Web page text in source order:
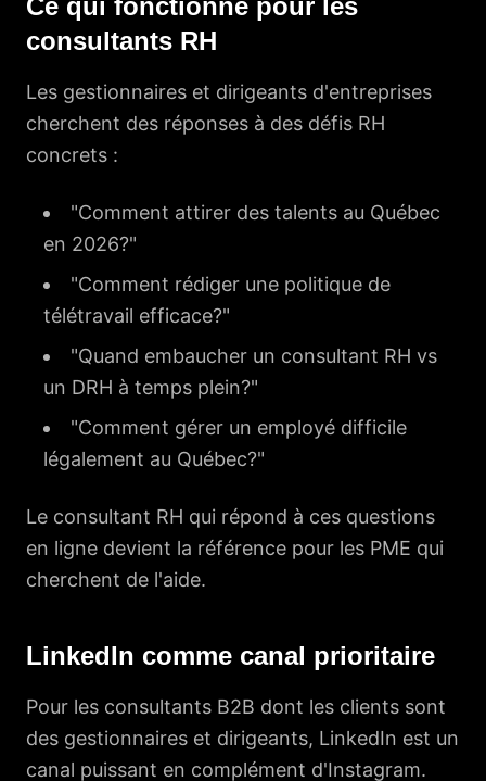
Ce qui fonctionne pour les
consultants RH
Les gestionnaires et dirigeants d'entreprises
cherchent des réponses à des défis RH
concrets :
"Comment attirer des talents au Québec
en 2026?"
"Comment rédiger une politique de
télétravail efficace?"
"Quand embaucher un consultant RH vs
un DRH à temps plein?"
"Comment gérer un employé difficile
légalement au Québec?"
Le consultant RH qui répond à ces questions
en ligne devient la référence pour les PME qui
cherchent de l'aide.
LinkedIn comme canal prioritaire
Pour les consultants B2B dont les clients sont
des gestionnaires et dirigeants, LinkedIn est un
canal puissant en complément d'Instagram.